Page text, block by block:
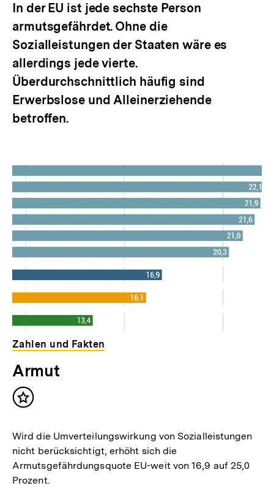
In der EU ist jede sechste Person
armutsgefährdet. Ohne die
Sozialleistungen der Staaten wäre es
allerdings jede vierte.
Überdurchschnittlich häufig sind
Erwerbslose und Alleinerziehende
betroffen.
Zahlen und Fakten
Armut
Inhalt
Wird die Umverteilungswirkung von Sozialleistungen
nicht berücksichtigt, erhöht sich die
Armutsgefährdungsquote EU-weit von 16,9 auf 25,0
Prozent.